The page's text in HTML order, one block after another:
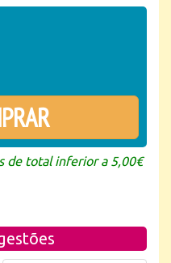
de total inferior a 5,00€